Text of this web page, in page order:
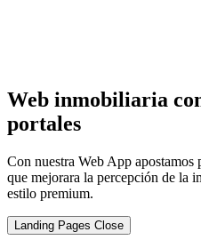
Web inmobiliaria
portales
Con nuestra Web App
que mejorara la percepción de la
estilo premium.
Landing Pages Close